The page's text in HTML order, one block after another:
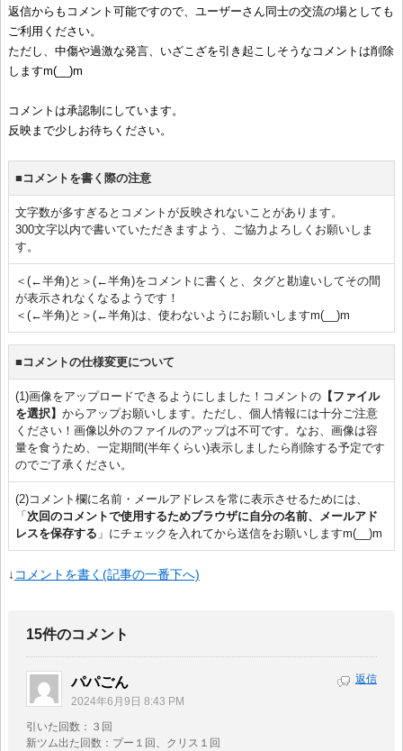
返信からもコメント可能ですので、ユーザーさん同士の交流の場としても
ご利用ください。
ただし、中傷や過激な発言、いざこざを引き起こしそうなコメントは削除
しますm(__)m
コメントは承認制にしています。
反映まで少しお待ちください。
■コメントを書く際の注意
文字数が多すぎるとコメントが反映されないことがあります。
300文字以内で書いていただきますよう、ご協力よろしくお願いしま
す。
＜(←半角)と＞(←半角)をコメントに書くと、タグと勘違いしてその間
が表示されなくなるようです！
＜(←半角)と＞(←半角)は、使わないようにお願いしますm(__)m
■コメントの仕様変更について
(1)画像をアップロードできるようにしました！コメントの【ファイル
を選択】 からアップお願いします。ただし、個人情報には十分ご注意
ください！画像以外のファイルのアップは不可です。なお、画像は容
量を食うため、一定期間(半年くらい)表示しましたら削除する予定です
のでご了承ください。
(2)コメント欄に名前・メールアドレスを常に表示させるためには、
「 次回のコメントで使用するためブラウザに自分の名前、メールアド
レスを保存する 」にチェックを入れてから送信をお願いしますm(__)m
↓ コメントを書く(記事の一番下へ)
15件のコメント
パパごん
2024年6月9日 8:43 PM
引いた回数：３回
新ツム出た回数：プー１回、クリス１回
返信